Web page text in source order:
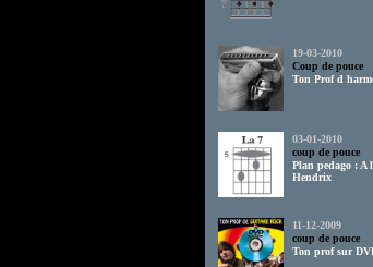
19-03-2010
Coup de pouce
Ton Prof d
03-01-2010
coup de pouce
Plan pedago : A
Hendrix
11-12-2009
coup de pouce
Ton prof sur